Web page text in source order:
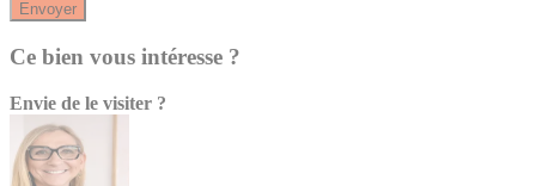
Envoyer
Ce bien vous intéresse ?
Envie de le visiter ?